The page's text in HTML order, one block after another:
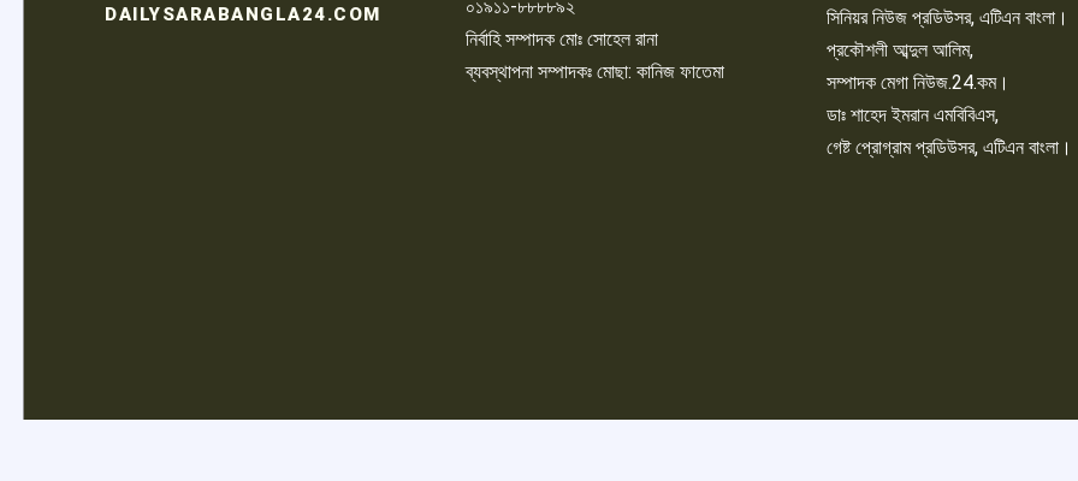
DAILYSARABANGLA24.COM
০১৯১১-৮৮৮৮৯২
নির্বাহি সম্পাদক মোঃ সোহেল রানা
ব্যবস্থাপনা সম্পাদকঃ মোছা: কানিজ ফাতেমা
সিনিয়র নিউজ প্রডিউসর, এটিএন বাংলা।
প্রকৌশলী আব্দুল আলিম,
সম্পাদক মেগা নিউজ.24.কম।
ডাঃ শাহেদ ইমরান এমবিবিএস,
গেষ্ট প্রোগ্রাম প্রডিউসর, এটিএন বাংলা।